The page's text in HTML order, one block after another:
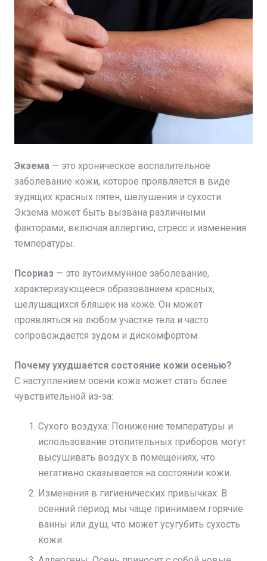
Экзема — это хроническое воспалительное
заболевание кожи, которое проявляется в виде
зудящих красных пятен, шелушения и сухости.
Экзема может быть вызвана различными
факторами, включая аллергию, стресс и изменения
температуры.
Псориаз — это аутоиммунное заболевание,
характеризующееся образованием красных,
шелушащихся бляшек на коже. Он может
проявляться на любом участке тела и часто
сопровождается зудом и дискомфортом.
Почему ухудшается состояние кожи осенью?
С наступлением осени кожа может стать более
чувствительной из-за:
Сухого воздуха: Понижение температуры и
использование отопительных приборов могут
высушивать воздух в помещениях, что
негативно сказывается на состоянии кожи.
Изменения в гигиенических привычках: В
осенний период мы чаще принимаем горячие
ванны или душ, что может усугубить сухость
кожи.